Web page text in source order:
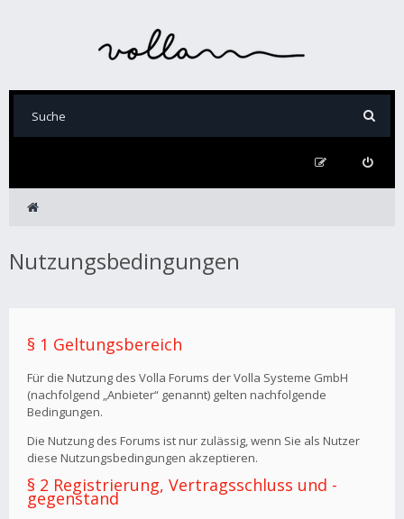
Nutzungsbedingungen
§ 1 Geltungsbereich
Für die Nutzung des Volla Forums der Volla Systeme GmbH
(nachfolgend „Anbieter“ genannt) gelten nachfolgende
Bedingungen.
Die Nutzung des Forums ist nur zulässig, wenn Sie als Nutzer
diese Nutzungsbedingungen akzeptieren.
§ 2 Registrierung, Vertragsschluss und -
gegenstand